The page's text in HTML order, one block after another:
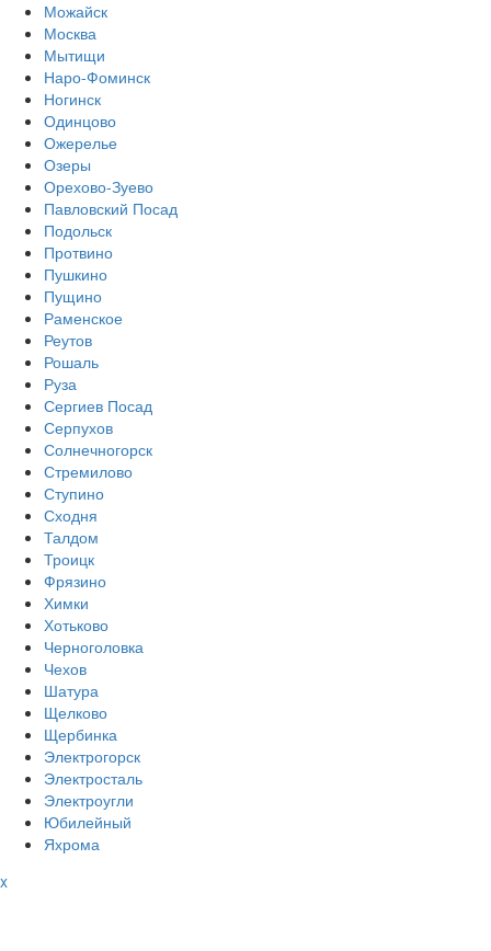
Можайск
Москва
Мытищи
Наро-Фоминск
Ногинск
Одинцово
Ожерелье
Озеры
Орехово-Зуево
Павловский Посад
Подольск
Протвино
Пушкино
Пущино
Раменское
Реутов
Рошаль
Руза
Сергиев Посад
Серпухов
Солнечногорск
Стремилово
Ступино
Сходня
Талдом
Троицк
Фрязино
Химки
Хотьково
Черноголовка
Чехов
Шатура
Щелково
Щербинка
Электрогорск
Электросталь
Электроугли
Юбилейный
Яхрома
x